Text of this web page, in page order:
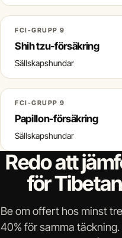
FCI-GRUPP 9
Shih tzu-försäkring
Sällskapshundar
FCI-GRUPP 9
Papillon-försäkring
Sällskapshundar
Redo att
för
Be om offert hos minst
40% för samma